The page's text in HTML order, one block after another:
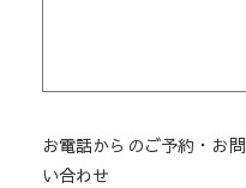
お電話からのご予約・お問
い合わせ